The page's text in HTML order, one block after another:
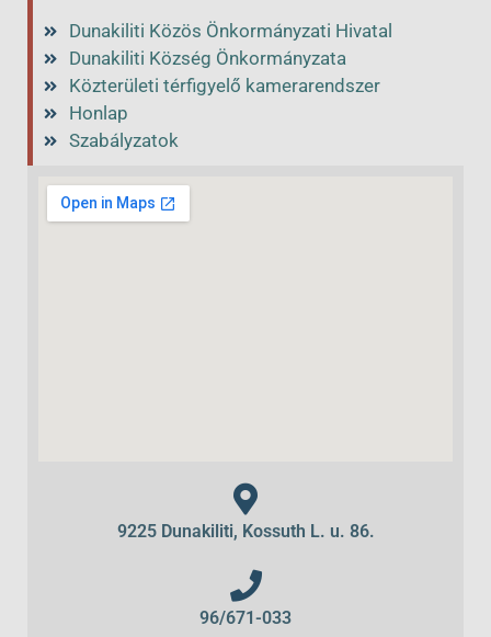
Dunakiliti Közös Önkormányzati Hivatal
Dunakiliti Község Önkormányzata
Közterületi térfigyelő kamerarendszer
Honlap
Szabályzatok
9225 Dunakiliti, Kossuth L. u. 86.
96/671-033